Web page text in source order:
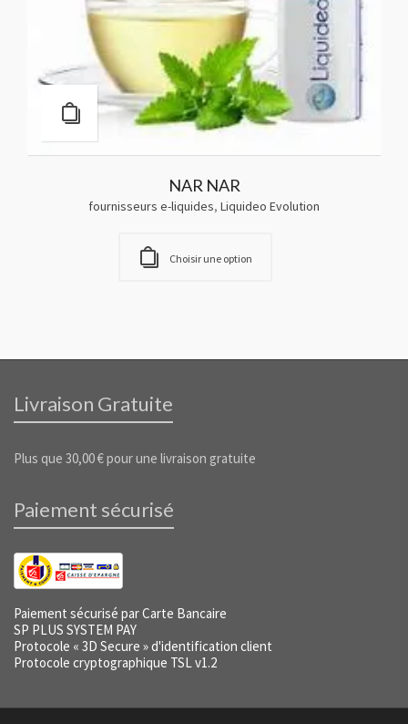
NAR NAR
fournisseurs e-liquides, Liquideo Evolution
Choisir une option
Livraison Gratuite
Plus que 30,00€pour une livraison gratuite
Paiement sécurisé
Paiement sécurisé par Carte Bancaire
SP PLUS SYSTEM PAY
Protocole « 3D Secure » d'identification client
Protocole cryptographique TSL v1.2